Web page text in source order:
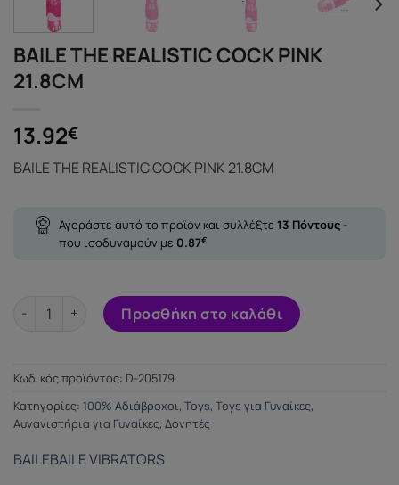
BAILE THE REALISTIC COCK PINK
21.8CM
13.92€
BAILE THE REALISTIC COCK PINK 21.8CM
Αγοράστε αυτό το προϊόν και συλλέξτε 13 Πόντους -
που ισοδυναμούν με 0.87€
BAILE THE REALISTIC COCK PINK 21.8CM ποσότητα
Προσθήκη στο καλάθι
Κωδικός προϊόντος: D-205179
Κατηγορίες: 100% Αδιάβροχοι, Toys, Toys για Γυναίκες,
Αυνανιστήρια για Γυναίκες, Δονητές
BAILEBAILE VIBRATORS